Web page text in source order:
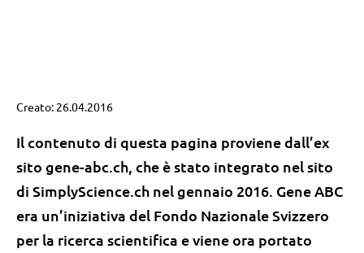
Creato: 26.04.2016
Il contenuto di questa pagina proviene dall’ex
sito gene-abc.ch, che è stato integrato nel sito
di SimplyScience.ch nel gennaio 2016. Gene ABC
era un’iniziativa del Fondo Nazionale Svizzero
per la ricerca scientifica e viene ora portato